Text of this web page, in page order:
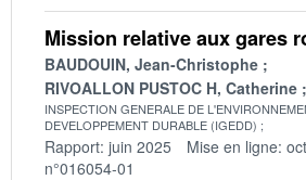
Mission relative aux gares
BAUDOUIN, Jean-Christophe
RIVOALLON PUSTOC H, Catherine
INSPECTION GENERALE DE
DEVELOPPEMENT DURABLE (IGEDD)
Rapport: juin 2025 Mise en ligne:
n°016054-01